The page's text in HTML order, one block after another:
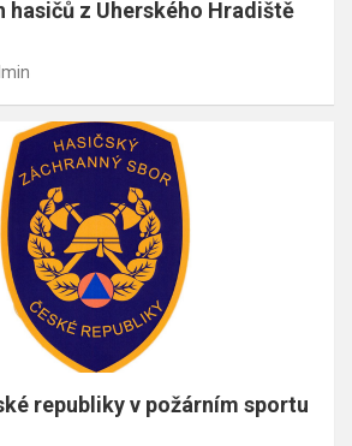
hasičů z Uherského Hradiště
republiky v požárním sportu